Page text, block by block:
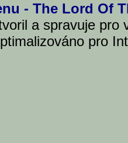
- The Lord Of
a spravuje pro
pro